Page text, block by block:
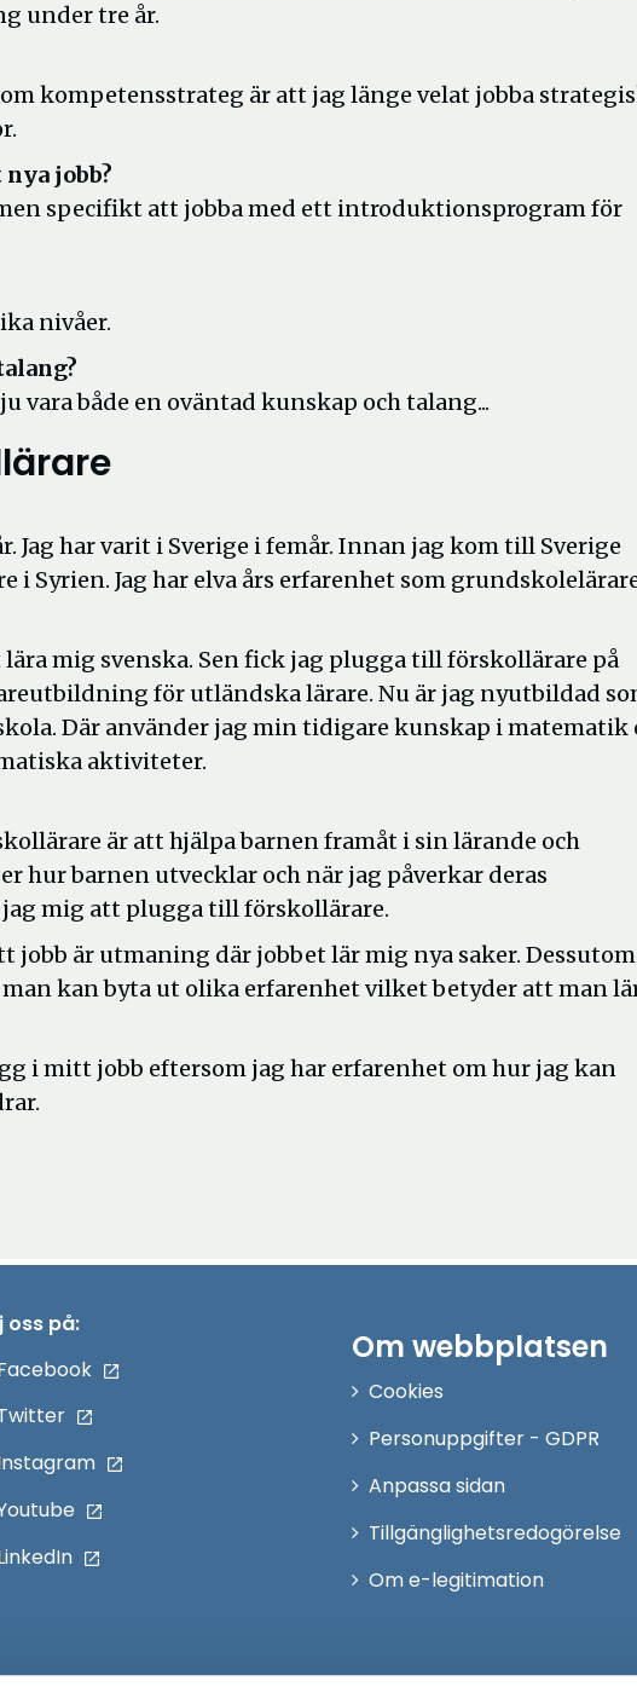
under tre år.
kompetensstrateg är att jag länge velat jobba
jobb?
specifikt att jobba med ett introduktionsprogram för
nivåer.
vara både en oväntad kunskap och talang...
Jag har varit i Sverige i femår. Innan jag kom till Sverige
Syrien. Jag har elva års erfarenhet som
mig svenska. Sen fick jag plugga till förskollärare på
för utländska lärare. Nu är jag nyutbildad
Där använder jag min tidigare kunskap i matematik
aktiviteter.
är att hjälpa barnen framåt i sin lärande och
hur barnen utvecklar och när jag påverkar deras
mig att plugga till förskollärare.
är utmaning där jobbet lär mig nya saker.
kan byta ut olika erfarenhet vilket betyder att man
i mitt jobb eftersom jag har erfarenhet om hur jag kan
oss på:
Om webbplatsen
Cookies
Personuppgifter - GDPR
Anpassa sidan
Tillgänglighetsredogörelse
Om e-legitimation